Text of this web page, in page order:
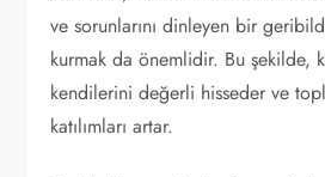
ve sorunlarını dinleyen bir
kurmak da önemlidir. Bu şekilde,
kendilerini değerli hisseder ve
katılımları artar.